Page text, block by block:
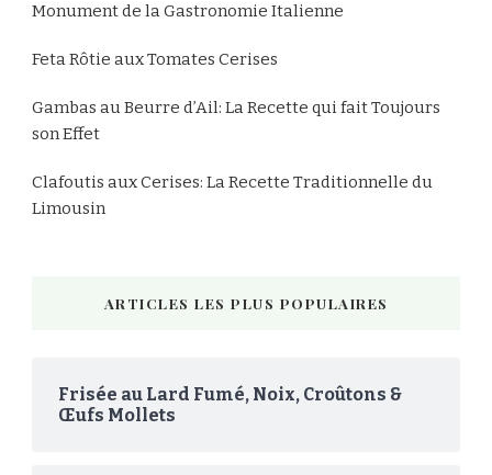
Monument de la Gastronomie Italienne
Feta Rôtie aux Tomates Cerises
Gambas au Beurre d’Ail: La Recette qui fait Toujours
son Effet
Clafoutis aux Cerises: La Recette Traditionnelle du
Limousin
ARTICLES LES PLUS POPULAIRES
Frisée au Lard Fumé, Noix, Croûtons &
Œufs Mollets